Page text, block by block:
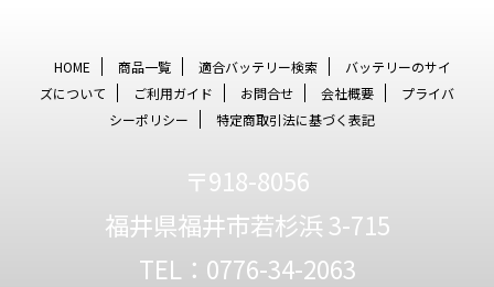
HOME 商品一覧 適合バッテリー検索
バッテリーのサイ
ズについて
ご利用ガイド お問合せ 会社概要
プライバ
シーポリシー
特定商取引法に基づく表記
〒918-8056
福井県福井市若杉浜 3-715
TEL：0776-34-2063